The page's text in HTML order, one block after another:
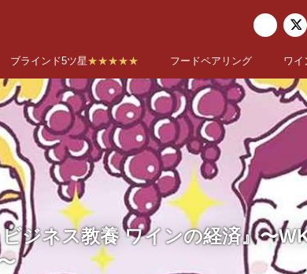
ブラインド5ツ星★★★★★ フードペアリング ワイ
ジネス教養 ワインの経済』〜